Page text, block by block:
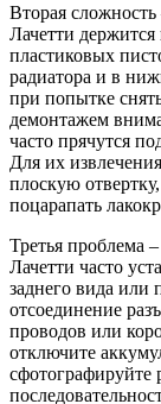
Вторая
Лачетти
пластиковых
радиатора и в
при попытке
демонтажем
часто прячутся
Для их
плоскую
поцарапать
Третья проблема
Лачетти часто
заднего вида или
отсоединение
проводов или
отключите
сфотографируйте